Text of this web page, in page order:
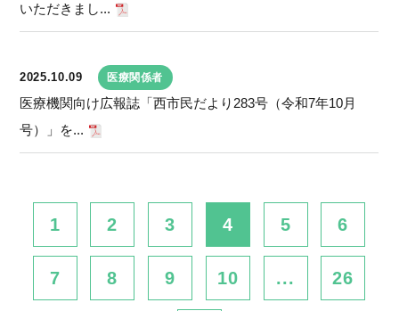
いただきまし...
2025.10.09 医療関係者
医療機関向け広報誌「西市民だより283号（令和7年10月
号）」を...
1 2 3 4 5 6
7 8 9 10 ... 26